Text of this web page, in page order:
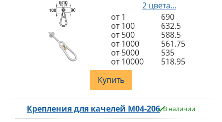
2 цвета...
от 1
690
от 100
632.5
от 500
588.5
от 1000
561.75
от 5000
535
от 10000
518.95
Купить
Крепления для качелей M04-206 В наличии